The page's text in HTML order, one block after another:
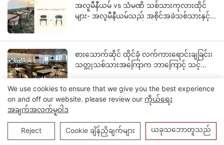
အလူမီနီယမ် vs သံမဏိ သစ်သားကုလားထိုင်
များ- အလူမီနီယမ်သည် အစိုင်အခဲသစ်သားနှင့် ပို
စားသောက်ဆိုင် ထိုင်ခုံ လက်ကားရောင်းချခြင်း၊
သတ္တုသစ်သားအကြောက ဘာကြောင့် သင့်
စိန်ခေါ်မှုများကို ကိုင်တွယ်ဖြေရှင်းရန် သင့်အား
ကူညီပေးသည်
We use cookies to ensure that we give you the best experience
on and off our website. please review our ကိုယ်ရေး
အချက်အလက်မူဝါဒ
Reject Cookie ချိန်ညှိချက်များ ယခုသဘောတူသည်